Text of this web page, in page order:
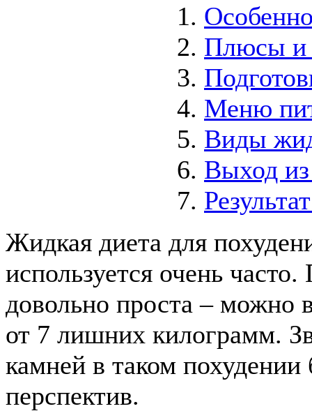
Плюсы и
Меню
Виды
Выход
Жидкая диета для
используется очень
довольно проста – можно
от 7 лишних килограмм.
камней в таком
перспектив.